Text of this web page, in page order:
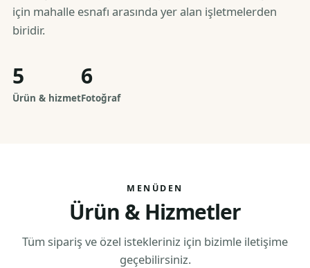
için mahalle esnafı arasında yer alan işletmelerden
biridir.
5
Ürün & hizmet
6
Fotoğraf
MENÜDEN
Ürün & Hizmetler
Tüm sipariş ve özel istekleriniz için bizimle iletişime
geçebilirsiniz.